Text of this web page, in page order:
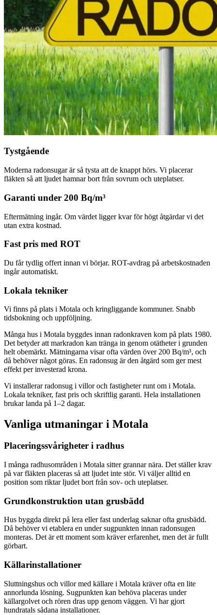
Tystgående
Moderna radonsugar är så tysta att de knappt hörs. Vi placerar
fläkten så att ljudet hamnar bort från sovrum och uteplatser.
Garanti under 200 Bq/m³
Eftermätning ingår. Om värdet ligger kvar för högt åtgärdar vi det
utan extra kostnad.
Fast pris med ROT
Du får tydlig offert innan vi börjar. ROT-avdrag på arbetskostnaden
ingår automatiskt.
Lokala tekniker
Vi finns på plats i Motala och kringliggande kommuner. Snabb
tidsbokning och uppföljning.
Många hus i Motala byggdes innan radonkraven kom på plats 1980.
Det betyder att markradon kan tränga in genom otätheter i grunden
helt obemärkt. Mätningarna visar ofta värden över 200 Bq/m³, och
då behöver något göras. En radonsug är den åtgärd som ger mest
effekt per investerad krona.
Vi installerar radonsug i villor och fastigheter runt om i Motala.
Lokala tekniker, fast pris och skriftlig garanti. Hela installationen
brukar landa på 1–2 dagar.
Vanliga utmaningar i Motala
Placeringssvårigheter i radhus
I många radhusområden i Motala sitter grannar nära. Det ställer krav
på var fläkten placeras så att ljudet inte stör. Vi väljer alltid en
position som riktar ljudet bort från sov- och uteplatser.
Grundkonstruktion utan grusbädd
Hus byggda direkt på lera eller fast underlag saknar ofta grusbädd.
Då behöver vi etablera en under sugpunkten innan radonsugen
monteras. Det är ett moment som kräver erfarenhet, men det är fullt
görbart.
Källarinstallationer
Sluttningshus och villor med källare i Motala kräver ofta en lite
annorlunda lösning. Sugpunkten kan behöva placeras under
källargolvet och rören dras upp genom väggen. Vi har gjort
hundratals sådana installationer.